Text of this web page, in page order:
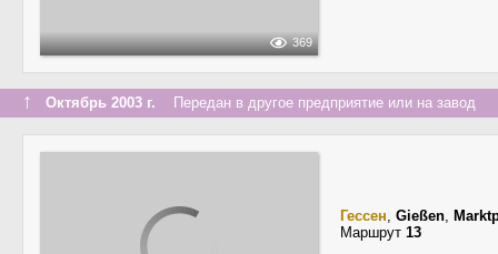
369
↑ Октябрь 2003 г. Передан в другое предприятие или на завод
Гессен, Gießen,
Маршрут 13